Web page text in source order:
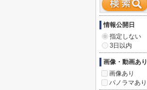
情報公開日
指定しない
3日以内
画像・動画あり
画像あり
パノラマあり